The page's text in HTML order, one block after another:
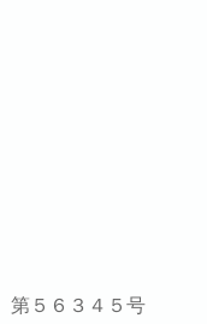
５６３４５号